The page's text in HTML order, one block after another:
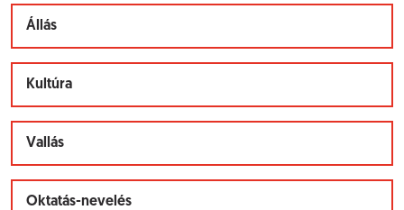
Állás
Kultúra
Vallás
Oktatás-nevelés